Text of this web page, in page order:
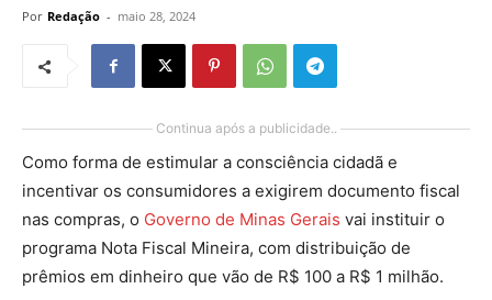
Por Redação - maio 28, 2024
Continua após a publicidade..
Como forma de estimular a consciência cidadã e
incentivar os consumidores a exigirem documento fiscal
nas compras, o Governo de Minas Gerais vai instituir o
programa Nota Fiscal Mineira, com distribuição de
prêmios em dinheiro que vão de R$ 100 a R$ 1 milhão.